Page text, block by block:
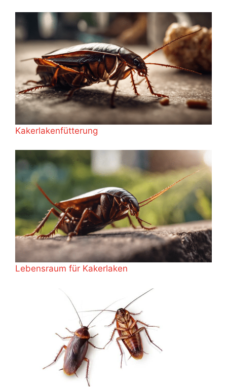
Kakerlakenfütterung
Lebensraum für Kakerlaken